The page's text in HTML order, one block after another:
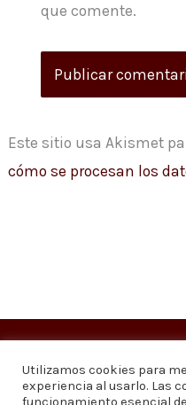
que comente.
Este sitio usa Akismet
cómo se procesan los
Copyright © 2026
Visión 20/20
Utilizamos cookies para
experiencia al usarlo. Las
funcionamiento esencial